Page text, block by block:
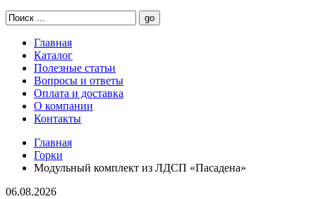
Главная
Каталог
Полезные статьи
Вопросы и ответы
Оплата и доставка
О компании
Контакты
Главная
Горки
Модульный комплект из ЛДСП «Пасадена»
06.08.2026